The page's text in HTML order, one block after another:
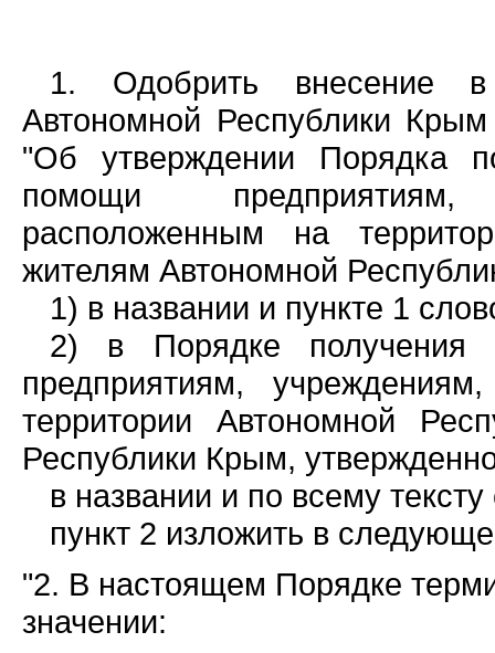
1. Одобрить внесение в
Автономной Республики
"Об утверждении Порядка
помощи предприятиям,
расположенным на
жителям Автономной
1) в названии и пункте 1
2) в Порядке получения
предприятиям,
территории Автономной
Республики Крым,
в названии и по всему
пункт 2 изложить в
"2. В настоящем Порядке
значении: